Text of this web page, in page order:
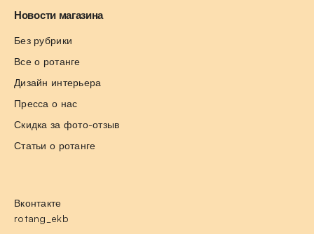
Новости магазина
Без рубрики
Все о ротанге
Дизайн интерьера
Пресса о нас
Скидка за фото-отзыв
Статьи о ротанге
Вконтакте
rotang_ekb